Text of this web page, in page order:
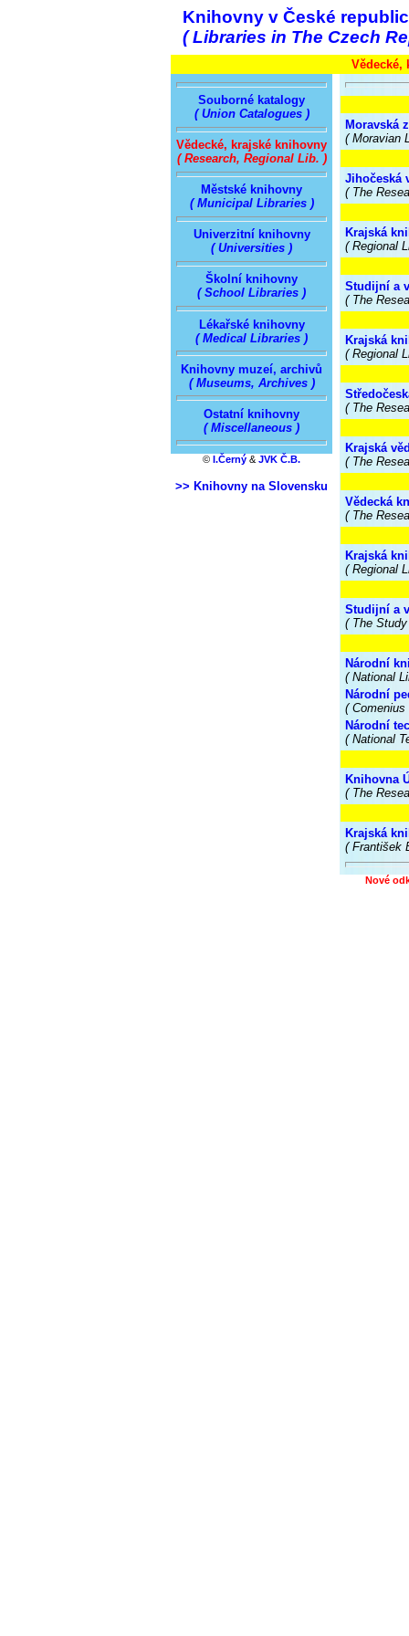
Knihovny v České
( Libraries in The Czech
Souborné katalogy
( Union Catalogues )
Vědecké, krajské knihovny
( Research, Regional Lib. )
Městské knihovny
( Municipal Libraries )
Univerzitní knihovny
( Universities )
Školní knihovny
( School Libraries )
Lékařské knihovny
( Medical Libraries )
Knihovny muzeí, archivů
( Museums, Archives )
Ostatní knihovny
( Miscellaneous )
© I.Černý & JVK Č.B.
>> Knihovny na Slovensku
Vědecké,
Moravská
( Moravian
Jihočeská
( The
Krajská
( Regional
Studijní a
( The
Krajská
( Regional
( The
Krajská
( The
Vědecká
( The
Krajská
( Regional
Studijní a
( The
Národní
( National
Národní
(
Národní
( National
Knihovna
( The
Krajská
( František
Nové